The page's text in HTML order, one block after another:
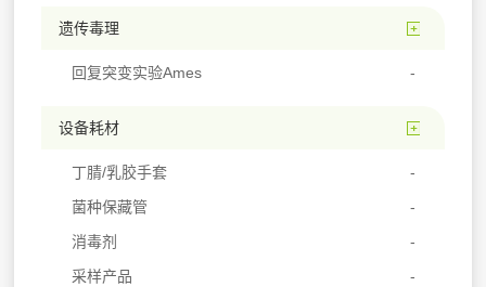
遗传毒理
回复突变实验Ames
设备耗材
丁腈/乳胶手套
菌种保藏管
消毒剂
采样产品